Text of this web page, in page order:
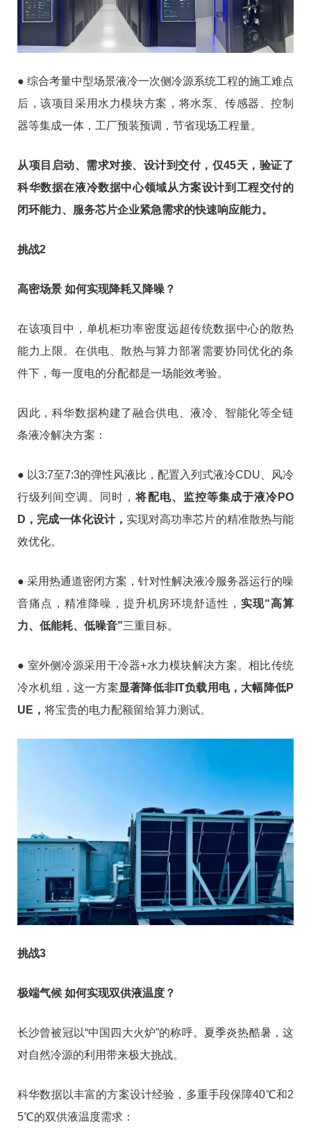
● 综合考量中型场景液冷一次侧冷源系统工程的施工难点
后，该项目采用水力模块方案，将水泵、传感器、控制
器等集成一体，工厂预装预调，节省现场工程量。
从项目启动、需求对接、设计到交付，仅45天，验证了
科华数据在液冷数据中心领域从方案设计到工程交付的
闭环能力、服务芯片企业紧急需求的快速响应能力。
挑战2
高密场景 如何实现降耗又降噪？
在该项目中，单机柜功率密度远超传统数据中心的散热
能力上限。在供电、散热与算力部署需要协同优化的条
件下，每一度电的分配都是一场能效考验。
因此，科华数据构建了融合供电、液冷、智能化等全链
条液冷解决方案：
● 以3:7至7:3的弹性风液比，配置入列式液冷CDU、风冷
行级列间空调。同时，将配电、监控等集成于液冷PO
D，完成一体化设计， 实现对高功率芯片的精准散热与能
效优化。
● 采用热通道密闭方案，针对性解决液冷服务器运行的噪
音痛点，精准降噪，提升机房环境舒适性，实现“高算
力、低能耗、低噪音”三重目标。
● 室外侧冷源采用干冷器+水力模块解决方案。相比传统
冷水机组，这一方案显著降低非IT负载用电，大幅降低P
UE， 将宝贵的电力配额留给算力测试。
挑战3
极端气候 如何实现双供液温度？
长沙曾被冠以“中国四大火炉”的称呼。夏季炎热酷暑，这
对自然冷源的利用带来极大挑战。
科华数据以丰富的方案设计经验，多重手段保障40℃和2
5℃的双供液温度需求：